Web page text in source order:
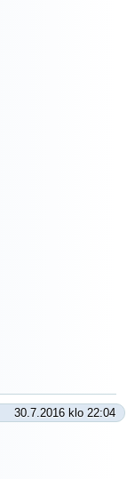
30.7.2016 klo 22:04